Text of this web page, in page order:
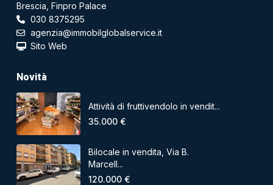
Brescia, Finpro Palace
030 8375295
agenzia@immobilglobalservice.it
Sito Web
Novità
Attività di fruttivendolo in vendit...
35.000 €
Bilocale in vendita, Via B.
Marcell...
120.000 €